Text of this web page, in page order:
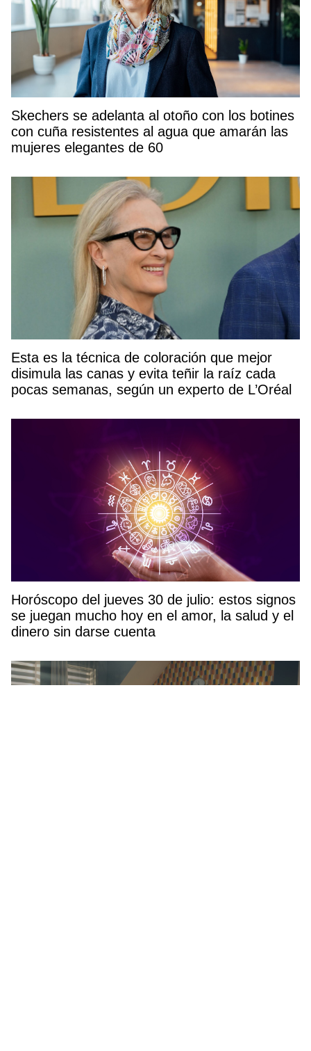
Skechers se adelanta al otoño con los botines
con cuña resistentes al agua que amarán las
mujeres elegantes de 60
Esta es la técnica de coloración que mejor
disimula las canas y evita teñir la raíz cada
pocas semanas, según un experto de L’Oréal
Horóscopo del jueves 30 de julio: estos signos
se juegan mucho hoy en el amor, la salud y el
dinero sin darse cuenta